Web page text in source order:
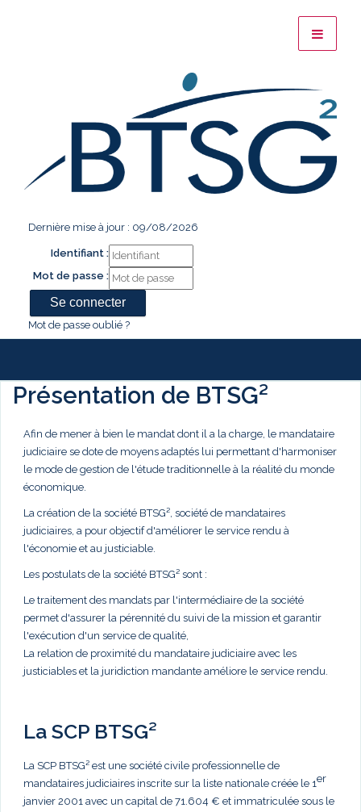
Dernière mise à jour : 09/08/2026
Identifiant :
Mot de passe :
Mot de passe oublié ?
Présentation de BTSG²
Afin de mener à bien le mandat dont il a la charge, le mandataire
judiciaire se dote de moyens adaptés lui permettant d'harmoniser
le mode de gestion de l'étude traditionnelle à la réalité du monde
économique.
La création de la société BTSG², société de mandataires
judiciaires, a pour objectif d'améliorer le service rendu à
l'économie et au justiciable.
Les postulats de la société BTSG² sont :
Le traitement des mandats par l'intermédiaire de la société
permet d'assurer la pérennité du suivi de la mission et garantir
l'exécution d'un service de qualité,
La relation de proximité du mandataire judiciaire avec les
justiciables et la juridiction mandante améliore le service rendu.
La SCP BTSG²
La SCP BTSG² est une société civile professionnelle de
mandataires judiciaires inscrite sur la liste nationale créée le 1er
janvier 2001 avec un capital de 71.604 € et immatriculée sous le